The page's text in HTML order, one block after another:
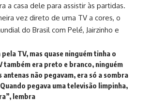
a casa dele para assistir às partidas.
vez direto de uma TV a cores, o
do Brasil com Pelé, Jairzinho e
pela TV, mas quase ninguém tinha o
também era preto e branco, ninguém
antenas não pegavam, era só a sombra
pegava uma televisão limpinha,
lembra